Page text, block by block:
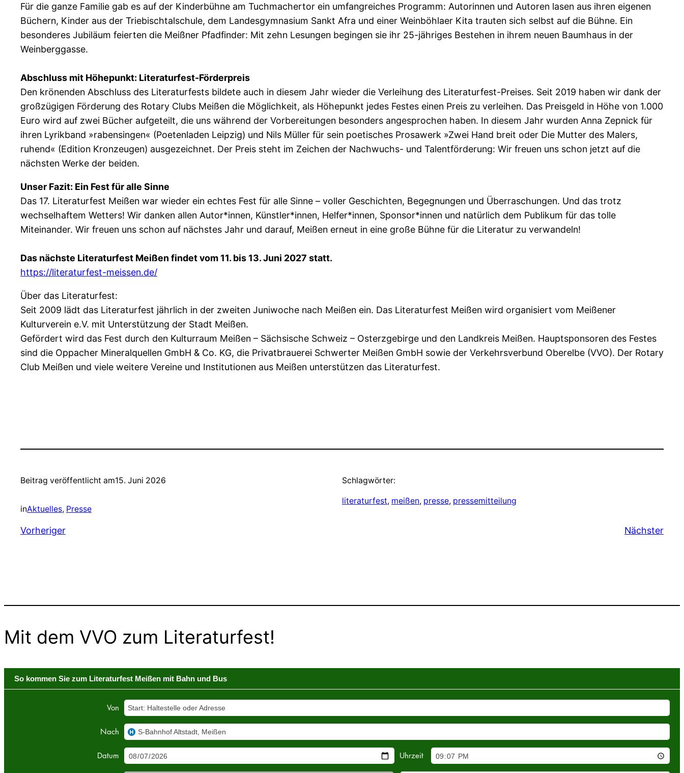
Für die ganze Familie gab es auf der Kinderbühne am Tuchmachertor ein umfangreiches Programm: Autorinnen und Autoren lasen aus ihren eigenen
Büchern, Kinder aus der Triebischtalschule, dem Landesgymnasium Sankt Afra und einer Weinböhlaer Kita trauten sich selbst auf die Bühne. Ein
besonderes Jubiläum feierten die Meißner Pfadfinder: Mit zehn Lesungen begingen sie ihr 25-jähriges Bestehen in ihrem neuen Baumhaus in der
Weinberggasse.
Abschluss mit Höhepunkt: Literaturfest-Förderpreis
Den krönenden Abschluss des Literaturfests bildete auch in diesem Jahr wieder die Verleihung des Literaturfest-Preises. Seit 2019 haben wir dank der
großzügigen Förderung des Rotary Clubs Meißen die Möglichkeit, als Höhepunkt jedes Festes einen Preis zu verleihen. Das Preisgeld in Höhe von 1.000
Euro wird auf zwei Bücher aufgeteilt, die uns während der Vorbereitungen besonders angesprochen haben. In diesem Jahr wurden Anna Zepnick für
ihren Lyrikband »rabensingen« (Poetenladen Leipzig) und Nils Müller für sein poetisches Prosawerk »Zwei Hand breit oder Die Mutter des Malers,
ruhend« (Edition Kronzeugen) ausgezeichnet. Der Preis steht im Zeichen der Nachwuchs- und Talentförderung: Wir freuen uns schon jetzt auf die
nächsten Werke der beiden.
Unser Fazit: Ein Fest für alle Sinne
Das 17. Literaturfest Meißen war wieder ein echtes Fest für alle Sinne – voller Geschichten, Begegnungen und Überraschungen. Und das trotz
wechselhaftem Wetters! Wir danken allen Autor*innen, Künstler*innen, Helfer*innen, Sponsor*innen und natürlich dem Publikum für das tolle
Miteinander. Wir freuen uns schon auf nächstes Jahr und darauf, Meißen erneut in eine große Bühne für die Literatur zu verwandeln!
Das nächste Literaturfest Meißen findet vom 11. bis 13. Juni 2027 statt.
https://literaturfest-meissen.de/
Über das Literaturfest:
Seit 2009 lädt das Literaturfest jährlich in der zweiten Juniwoche nach Meißen ein. Das Literaturfest Meißen wird organisiert vom Meißener
Kulturverein e.V. mit Unterstützung der Stadt Meißen.
Gefördert wird das Fest durch den Kulturraum Meißen – Sächsische Schweiz – Osterzgebirge und den Landkreis Meißen. Hauptsponsoren des Festes
sind die Oppacher Mineralquellen GmbH & Co. KG, die Privatbrauerei Schwerter Meißen GmbH sowie der Verkehrsverbund Oberelbe (VVO). Der Rotary
Club Meißen und viele weitere Vereine und Institutionen aus Meißen unterstützen das Literaturfest.
Beitrag veröffentlicht am15. Juni 2026
inAktuelles, Presse
Schlagwörter:
literaturfest, meißen, presse, pressemitteilung
Vorheriger Nächster
Mit dem VVO zum Literaturfest!